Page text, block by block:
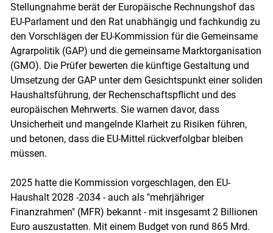
Stellungnahme berät der Europäische Rechnungshof das
EU-Parlament und den Rat unabhängig und fachkundig zu
den Vorschlägen der EU-Kommission für die Gemeinsame
Agrarpolitik (GAP) und die gemeinsame Marktorganisation
(GMO). Die Prüfer bewerten die künftige Gestaltung und
Umsetzung der GAP unter dem Gesichtspunkt einer soliden
Haushaltsführung, der Rechenschaftspflicht und des
europäischen Mehrwerts. Sie warnen davor, dass
Unsicherheit und mangelnde Klarheit zu Risiken führen,
und betonen, dass die EU-Mittel rückverfolgbar bleiben
müssen.
2025 hatte die Kommission vorgeschlagen, den EU-
Haushalt 2028 -2034 - auch als "mehrjähriger
Finanzrahmen" (MFR) bekannt - mit insgesamt 2 Billionen
Euro auszustatten. Mit einem Budget von rund 865 Mrd.